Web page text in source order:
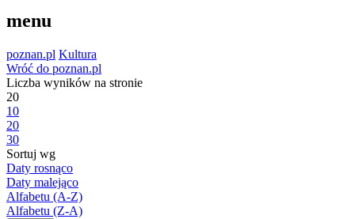
menu
poznan.pl Kultura
Wróć do poznan.pl
Liczba wyników na stronie
20
10
20
30
Sortuj wg
Daty rosnąco
Daty malejąco
Alfabetu (A-Z)
Alfabetu (Z-A)